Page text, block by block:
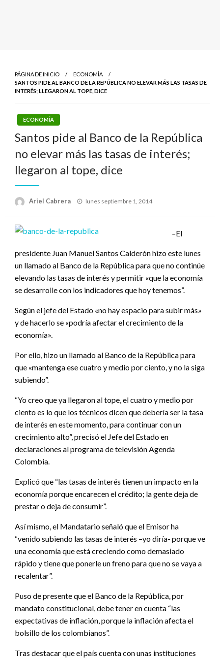
PÁGINA DE INICIO
ECONOMÍA
SANTOS PIDE AL BANCO DE LA REPÚBLICA NO ELEVAR MÁS LAS TASAS DE
INTERÉS; LLEGARON AL TOPE, DICE
ECONOMÍA
Santos pide al Banco de la República
no elevar más las tasas de interés;
llegaron al tope, dice
Ariel Cabrera
Publicado
lunes septiembre 1, 2014
–El
presidente Juan Manuel Santos Calderón hizo este lunes
un llamado al Banco de la República para que no continúe
elevando las tasas de interés y permitir «que la economía
se desarrolle con los indicadores que hoy tenemos”.
Según el jefe del Estado «no hay espacio para subir más»
y de hacerlo se «podría afectar el crecimiento de la
economía».
Por ello, hizo un llamado al Banco de la República para
que «mantenga ese cuatro y medio por ciento, y no la siga
subiendo”.
“Yo creo que ya llegaron al tope, el cuatro y medio por
ciento es lo que los técnicos dicen que debería ser la tasa
de interés en este momento, para continuar con un
crecimiento alto”, precisó el Jefe del Estado en
declaraciones al programa de televisión Agenda
Colombia.
Explicó que “las tasas de interés tienen un impacto en la
economía porque encarecen el crédito; la gente deja de
prestar o deja de consumir”.
Así mismo, el Mandatario señaló que el Emisor ha
“venido subiendo las tasas de interés –yo diría- porque ve
una economía que está creciendo como demasiado
rápido y tiene que ponerle un freno para que no se vaya a
recalentar”.
Puso de presente que el Banco de la República, por
mandato constitucional, debe tener en cuenta “las
expectativas de inflación, porque la inflación afecta el
bolsillo de los colombianos”.
Tras destacar que el país cuenta con unas instituciones